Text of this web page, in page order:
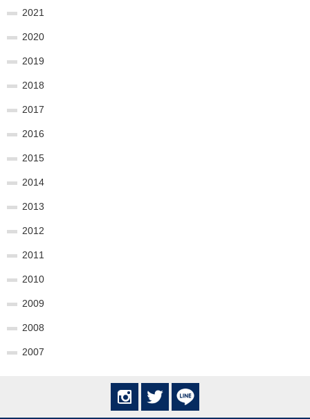
2021
2020
2019
2018
2017
2016
2015
2014
2013
2012
2011
2010
2009
2008
2007